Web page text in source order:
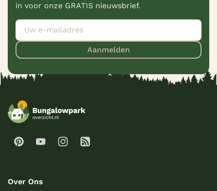
in voor onze GRATIS nieuwsbrief.
Aanmelden
Over Ons